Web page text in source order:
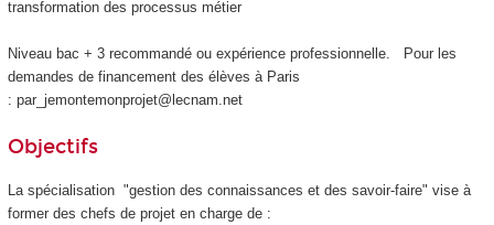
transformation des processus métier
Niveau bac + 3 recommandé ou expérience professionnelle. Pour les
demandes de financement des élèves à Paris
: par_jemontemonprojet@lecnam.net
Objectifs
La spécialisation "gestion des connaissances et des savoir-faire" vise à
former des chefs de projet en charge de :